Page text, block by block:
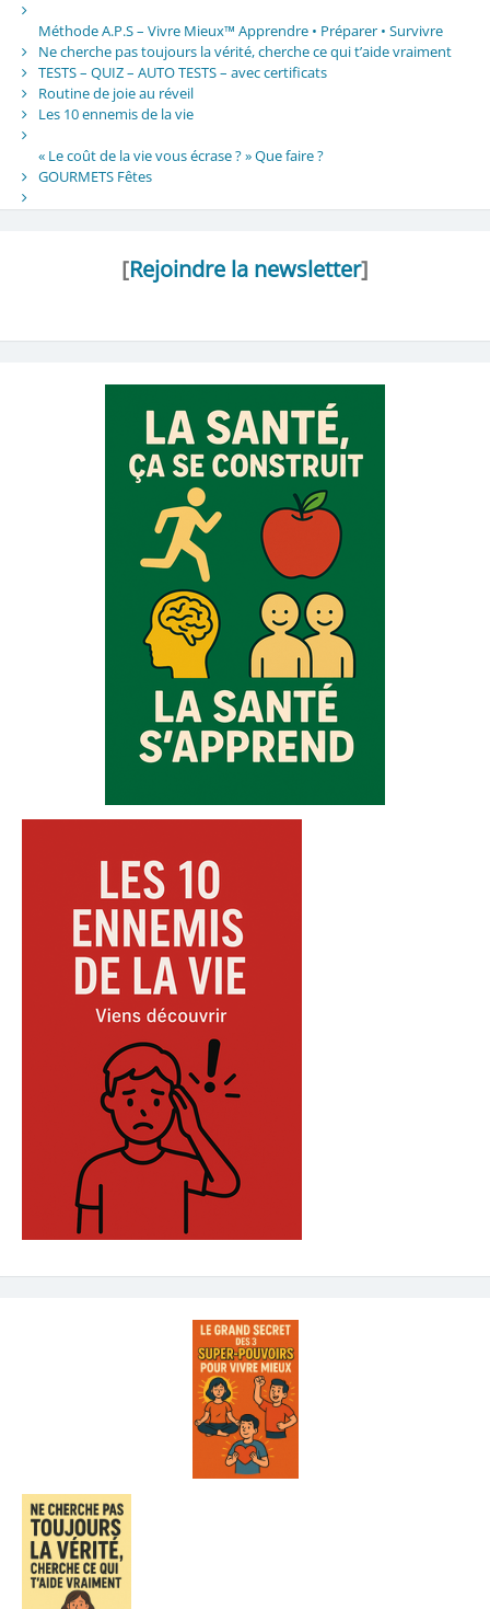
Méthode A.P.S – Vivre Mieux™ Apprendre • Préparer • Survivre
Ne cherche pas toujours la vérité, cherche ce qui t’aide vraiment
TESTS – QUIZ – AUTO TESTS – avec certificats
Routine de joie au réveil
Les 10 ennemis de la vie
« Le coût de la vie vous écrase ? » Que faire ?
GOURMETS Fêtes
[Rejoindre la newsletter]